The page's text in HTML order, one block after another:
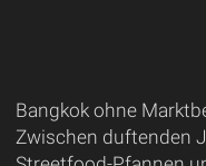
Bangkok ohne
Zwischen duftenden